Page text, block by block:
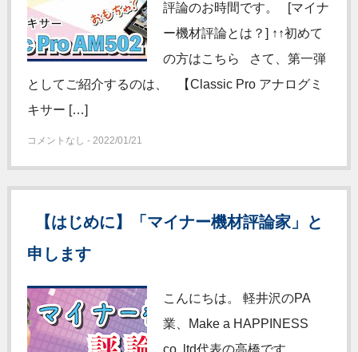
評論のお時間です。 [マイナ
ー機材評論とは？] ↑↑初めて
の方はこちら さて、第一弾
としてご紹介するのは、 【Classic Pro アナログミ
キサー […]
コメントなし - 2022/01/21
【はじめに】「マイナー機材評論家」と
申します
こんにちは。 軽井沢のPA
業、Make a HAPPINESS
co.,ltd代表の高橋です。